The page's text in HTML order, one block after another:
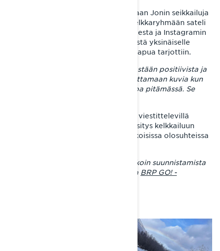
Somen kautta yleisö pääsi seuraamaan Jonin seikkailuja
lähes reaaliaikaisesti. Facebookin kelkkaryhmään sateli
päivityksiä kunkin alueen lumitilanteesta ja Instagramin
viestilaatikko täyttyi tsemppiviesteistä yksinäiselle
ratsastajalle. Myös yösijaa ja muuta apua tarjottiin.
– Palaute oli koko reissun ajan pelkästään positiivista ja
ihmiset tulivat aina juttelemaan ja ottamaan kuvia kun
olin jossain tankilla tai muuten taukoa pitämässä. Se
Reissun kuluessa Joni oppi sen, että viestittelevillä
seuraajilla saattoi olla hieman eri käsitys kelkkailuun
riittävästä lumen määrästä, kuin erikoisissa olosuhteissa
– Päätin lopettaa kyselemisen ja jatkoin suunnistamista
netin reaaliaikaisten lumikarttojen ja BRP GO! -